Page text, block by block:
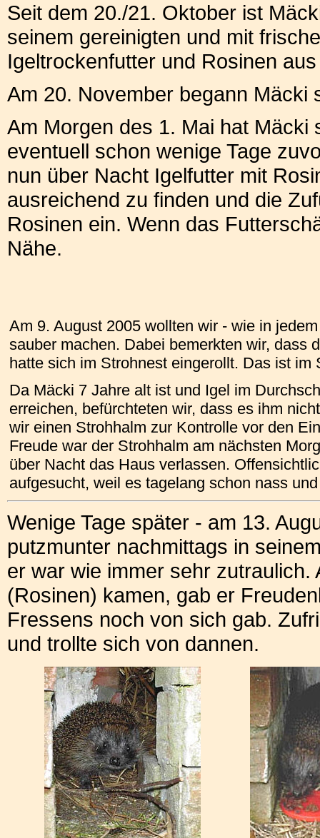
Seit dem 20./21. Oktober ist
seinem gereinigten und mit
Igeltrockenfutter und Rosinen
Am 20. November begann Mäcki
Am Morgen des 1. Mai hat
eventuell schon wenige Tage
nun über Nacht Igelfutter mit
ausreichend zu finden und die
Rosinen ein. Wenn das
Nähe.
Am 9. August 2005 wollten wir - wie in
sauber machen. Dabei bemerkten wir, dass
hatte sich im Strohnest eingerollt. Das ist im
Da Mäcki 7 Jahre alt ist und Igel im
erreichen, befürchteten wir, dass es ihm
wir einen Strohhalm zur Kontrolle vor den
Freude war der Strohhalm am nächsten
über Nacht das Haus verlassen.
aufgesucht, weil es tagelang schon nass
Wenige Tage später - am 13.
putzmunter nachmittags in
er war wie immer sehr
(Rosinen) kamen, gab er
Fressens noch von sich gab.
und trollte sich von dannen.